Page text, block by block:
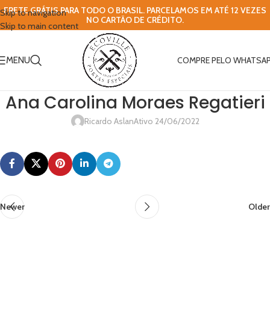
Skip to navigation
Skip to main content
FRETE GRÁTIS PARA TODO O BRASIL. PARCELAMOS EM ATÉ 12 VEZES
NO CARTÃO DE CRÉDITO.
MENU COMPRE PELO
Ana Carolina Moraes Regatieri
Ricardo AslanAtivo 24/06/2022
Newer Older